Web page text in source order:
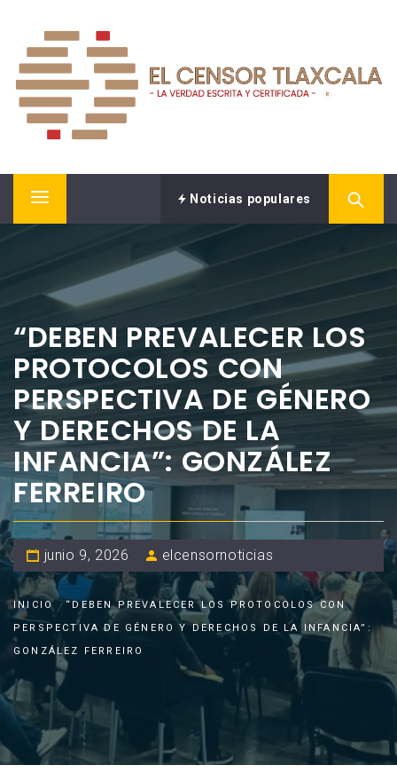
contenido
EL CENSOR NOTICIAS
Menú
Noticias populares
“DEBEN PREVALECER LOS
PROTOCOLOS CON
PERSPECTIVA DE GÉNERO
Y DERECHOS DE LA
INFANCIA”: GONZÁLEZ
FERREIRO
junio 9, 2026 elcensornoticias
INICIO
“DEBEN PREVALECER LOS PROTOCOLOS CON
PERSPECTIVA DE GÉNERO Y DERECHOS DE LA INFANCIA”:
GONZÁLEZ FERREIRO